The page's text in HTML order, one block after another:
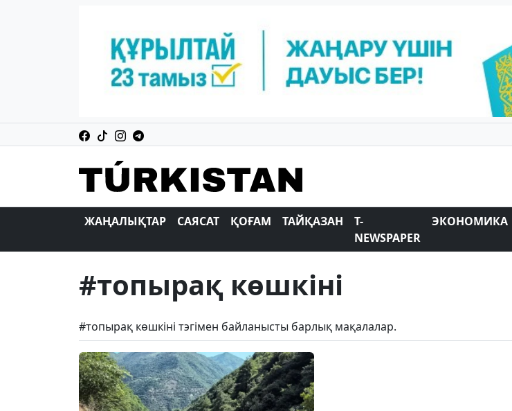
ЖАҢАЛЫҚТАР САЯСАТ ҚОҒАМ ТАЙҚАЗАН
T-
NEWSPAPER
ЭКОНОМИКА
#топырақ көшкіні
#топырақ көшкіні тэгімен байланысты барлық мақалалар.